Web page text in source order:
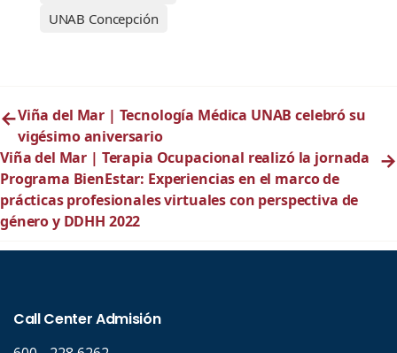
UNAB Concepción
←Viña del Mar | Tecnología Médica UNAB celebró su
vigésimo aniversario
Viña del Mar | Terapia Ocupacional realizó la jornada
Programa BienEstar: Experiencias en el marco de
prácticas profesionales virtuales con perspectiva de
género y DDHH 2022
→